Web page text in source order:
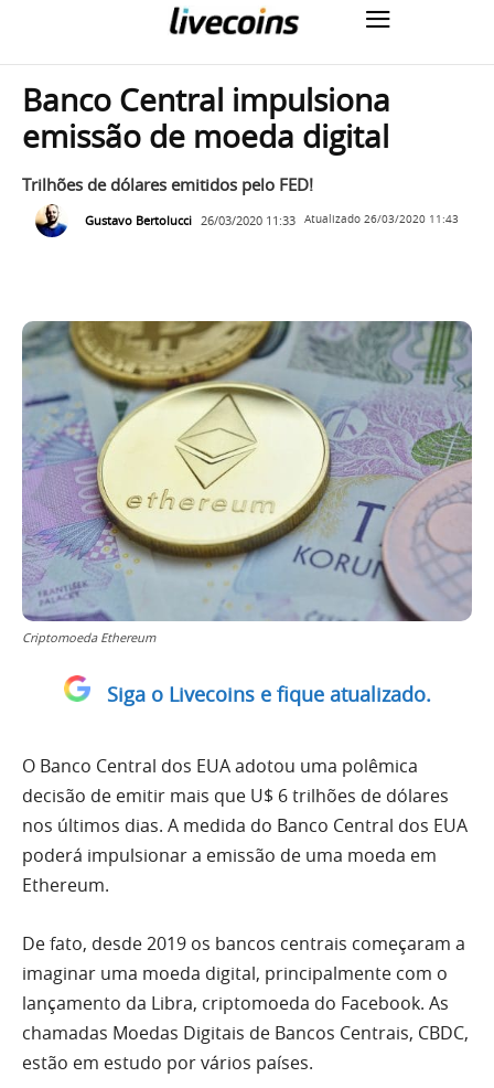
Banco Central impulsiona
emissão de moeda digital
Trilhões de dólares emitidos pelo FED!
Gustavo Bertolucci 26/03/2020 11:33 Atualizado 26/03/2020 11:43
Criptomoeda Ethereum
Siga o Livecoins e fique atualizado.
O Banco Central dos EUA adotou uma polêmica
decisão de emitir mais que U$ 6 trilhões de dólares
nos últimos dias. A medida do Banco Central dos EUA
poderá impulsionar a emissão de uma moeda em
Ethereum.
De fato, desde 2019 os bancos centrais começaram a
imaginar uma moeda digital, principalmente com o
lançamento da Libra, criptomoeda do Facebook. As
chamadas Moedas Digitais de Bancos Centrais, CBDC,
estão em estudo por vários países.